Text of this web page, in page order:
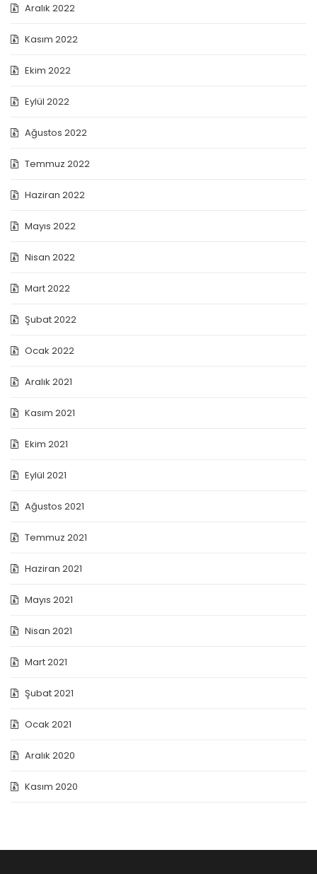
Aralık 2022
Kasım 2022
Ekim 2022
Eylül 2022
Ağustos 2022
Temmuz 2022
Haziran 2022
Mayıs 2022
Nisan 2022
Mart 2022
Şubat 2022
Ocak 2022
Aralık 2021
Kasım 2021
Ekim 2021
Eylül 2021
Ağustos 2021
Temmuz 2021
Haziran 2021
Mayıs 2021
Nisan 2021
Mart 2021
Şubat 2021
Ocak 2021
Aralık 2020
Kasım 2020